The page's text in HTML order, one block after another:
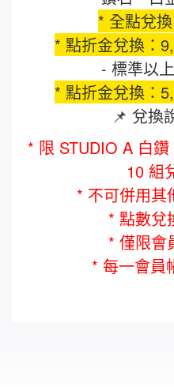
* 全點兌
* 點折金兌換：
- 標準以
* 點折金兌換：
📌 兌換
* 限 STUDIO A 白
10 組
* 不可併用其
* 點數兌
* 僅限會
* 每一會員